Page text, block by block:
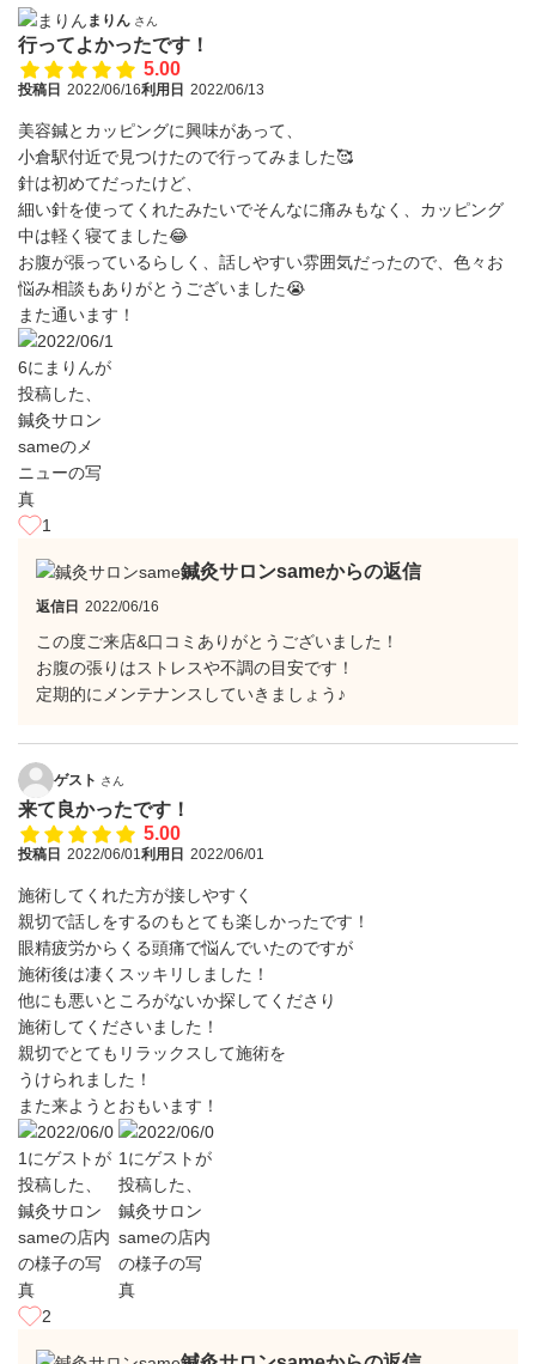
まりん さん
行ってよかったです！
5.00
投稿日 2022/06/16利用日 2022/06/13
美容鍼とカッピングに興味があって、
小倉駅付近で見つけたので行ってみました🥰
針は初めてだったけど、
細い針を使ってくれたみたいでそんなに痛みもなく、カッピング
中は軽く寝てました😂
お腹が張っているらしく、話しやすい雰囲気だったので、色々お
悩み相談もありがとうございました😭
また通います！
1
鍼灸サロンsameからの返信
返信日 2022/06/16
この度ご来店&口コミありがとうございました！
お腹の張りはストレスや不調の目安です！
定期的にメンテナンスしていきましょう♪
ゲスト さん
来て良かったです！
5.00
投稿日 2022/06/01利用日 2022/06/01
施術してくれた方が接しやすく
親切で話しをするのもとても楽しかったです！
眼精疲労からくる頭痛で悩んでいたのですが
施術後は凄くスッキリしました！
他にも悪いところがないか探してくださり
施術してくださいました！
親切でとてもリラックスして施術を
うけられました！
また来ようとおもいます！
2